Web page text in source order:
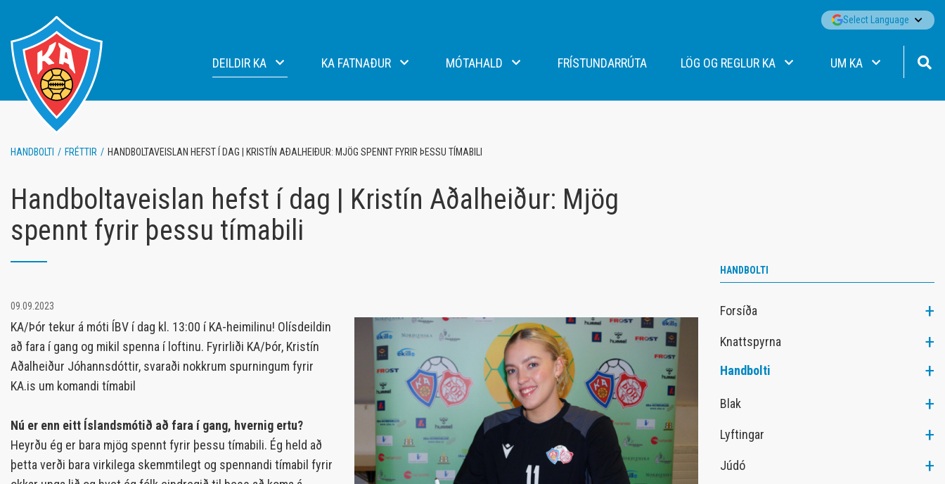
efni
DEILDIR KA
Handbolti
Lyftingar
Júdó
Fimleikar
KA FATNAÐUR
Blakdeild - Errea
MÓTAHALD
Stefnumót KA
FRÍSTUNDARRÚTA LÖG OG REGLUR KA UM KA
Select Language▼
HANDBOLTI / FRÉTTIR / HANDBOLTAVEISLAN HEFST Í DAG | KRISTÍN AÐALHEIÐUR: MJÖG SPENNT FYRIR ÞESSU TÍMABILI
Handboltaveislan hefst í dag | Kristín Aðalheiður: Mjög
spennt fyrir þessu tímabili
09.09.2023
KA/Þór tekur á móti ÍBV í dag kl. 13:00 í KA-heimilinu! Olísdeildin
að fara í gang og mikil spenna í loftinu. Fyrirliði KA/Þór, Kristín
Aðalheiður Jóhannsdóttir, svaraði nokkrum spurningum fyrir
KA.is um komandi tímabil
Nú er enn eitt Íslandsmótið að fara í gang, hvernig ertu?
Heyrðu ég er bara mjög spennt fyrir þessu tímabili. Ég held að
þetta verði bara virkilega skemmtilegt og spennandi tímabil fyrir
HANDBOLTI
Forsíða
Knattspyrna
Handbolti
Blak
Lyftingar
Júdó